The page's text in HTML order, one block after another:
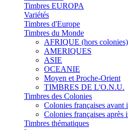
Timbres EUROPA
Variétés
Timbres d'Europe
Timbres du Monde
AFRIQUE (hors colonies)
AMERIQUES
ASIE
OCEANIE
Moyen et Proche-Orient
TIMBRES DE L'O.N.U.
Timbres des Colonies
Colonies françaises avant
Colonies françaises après
Timbres thématiques